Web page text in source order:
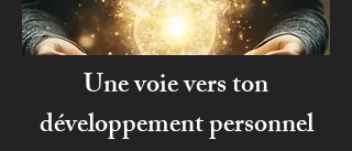
Une voie vers ton
développement personnel